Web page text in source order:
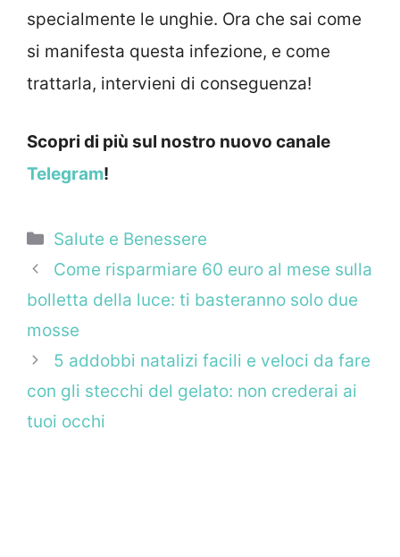
specialmente le unghie. Ora che sai come
si manifesta questa infezione, e come
trattarla, intervieni di conseguenza!
Scopri di più sul nostro nuovo canale
Telegram!
Categorie
Salute e Benessere
Come risparmiare 60 euro al mese sulla
bolletta della luce: ti basteranno solo due
mosse
5 addobbi natalizi facili e veloci da fare
con gli stecchi del gelato: non crederai ai
tuoi occhi